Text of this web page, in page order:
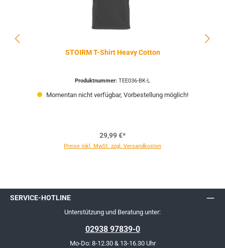
STOIRM T-Shirt Heavy Cotton
Produktnummer: TEE036-BK-L
Momentan nicht verfügbar, Vorbestellung möglich!
29,99 €*
Preise inkl. MwSt. zzgl. Versandkosten
SERVICE-HOTLINE
Unterstützung und Beratung unter:
02938 97839-0
Mo-Do: 8-12.30 & 13-16.30 Uhr